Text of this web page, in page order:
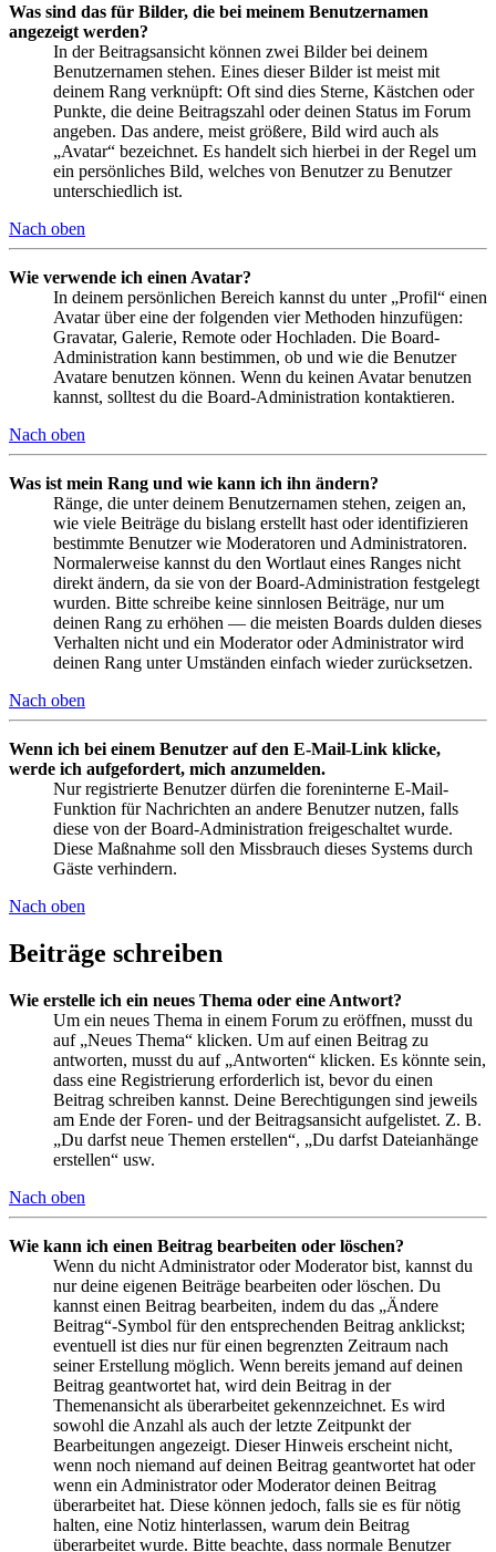
Was sind das für Bilder, die bei meinem Benutzernamen
angezeigt werden?
In der Beitragsansicht können zwei Bilder bei deinem
Benutzernamen stehen. Eines dieser Bilder ist meist mit
deinem Rang verknüpft: Oft sind dies Sterne, Kästchen oder
Punkte, die deine Beitragszahl oder deinen Status im Forum
angeben. Das andere, meist größere, Bild wird auch als
„Avatar“ bezeichnet. Es handelt sich hierbei in der Regel um
ein persönliches Bild, welches von Benutzer zu Benutzer
unterschiedlich ist.
Nach oben
Wie verwende ich einen Avatar?
In deinem persönlichen Bereich kannst du unter „Profil“ einen
Avatar über eine der folgenden vier Methoden hinzufügen:
Gravatar, Galerie, Remote oder Hochladen. Die Board-
Administration kann bestimmen, ob und wie die Benutzer
Avatare benutzen können. Wenn du keinen Avatar benutzen
kannst, solltest du die Board-Administration kontaktieren.
Nach oben
Was ist mein Rang und wie kann ich ihn ändern?
Ränge, die unter deinem Benutzernamen stehen, zeigen an,
wie viele Beiträge du bislang erstellt hast oder identifizieren
bestimmte Benutzer wie Moderatoren und Administratoren.
Normalerweise kannst du den Wortlaut eines Ranges nicht
direkt ändern, da sie von der Board-Administration festgelegt
wurden. Bitte schreibe keine sinnlosen Beiträge, nur um
deinen Rang zu erhöhen — die meisten Boards dulden dieses
Verhalten nicht und ein Moderator oder Administrator wird
deinen Rang unter Umständen einfach wieder zurücksetzen.
Nach oben
Wenn ich bei einem Benutzer auf den E-Mail-Link klicke,
werde ich aufgefordert, mich anzumelden.
Nur registrierte Benutzer dürfen die foreninterne E-Mail-
Funktion für Nachrichten an andere Benutzer nutzen, falls
diese von der Board-Administration freigeschaltet wurde.
Diese Maßnahme soll den Missbrauch dieses Systems durch
Gäste verhindern.
Nach oben
Beiträge schreiben
Wie erstelle ich ein neues Thema oder eine Antwort?
Um ein neues Thema in einem Forum zu eröffnen, musst du
auf „Neues Thema“ klicken. Um auf einen Beitrag zu
antworten, musst du auf „Antworten“ klicken. Es könnte sein,
dass eine Registrierung erforderlich ist, bevor du einen
Beitrag schreiben kannst. Deine Berechtigungen sind jeweils
am Ende der Foren- und der Beitragsansicht aufgelistet. Z. B.
„Du darfst neue Themen erstellen“, „Du darfst Dateianhänge
erstellen“ usw.
Nach oben
Wie kann ich einen Beitrag bearbeiten oder löschen?
Wenn du nicht Administrator oder Moderator bist, kannst du
nur deine eigenen Beiträge bearbeiten oder löschen. Du
kannst einen Beitrag bearbeiten, indem du das „Ändere
Beitrag“-Symbol für den entsprechenden Beitrag anklickst;
eventuell ist dies nur für einen begrenzten Zeitraum nach
seiner Erstellung möglich. Wenn bereits jemand auf deinen
Beitrag geantwortet hat, wird dein Beitrag in der
Themenansicht als überarbeitet gekennzeichnet. Es wird
sowohl die Anzahl als auch der letzte Zeitpunkt der
Bearbeitungen angezeigt. Dieser Hinweis erscheint nicht,
wenn noch niemand auf deinen Beitrag geantwortet hat oder
wenn ein Administrator oder Moderator deinen Beitrag
überarbeitet hat. Diese können jedoch, falls sie es für nötig
halten, eine Notiz hinterlassen, warum dein Beitrag
überarbeitet wurde. Bitte beachte, dass normale Benutzer